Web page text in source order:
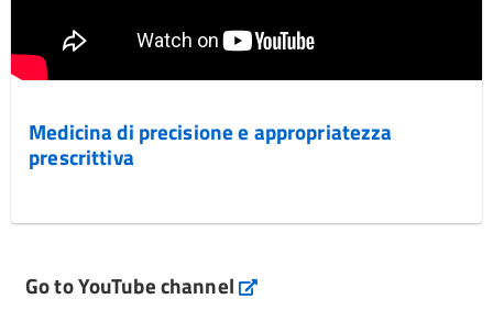
Medicina di precisione e appropriatezza
prescrittiva
Go to YouTube channel